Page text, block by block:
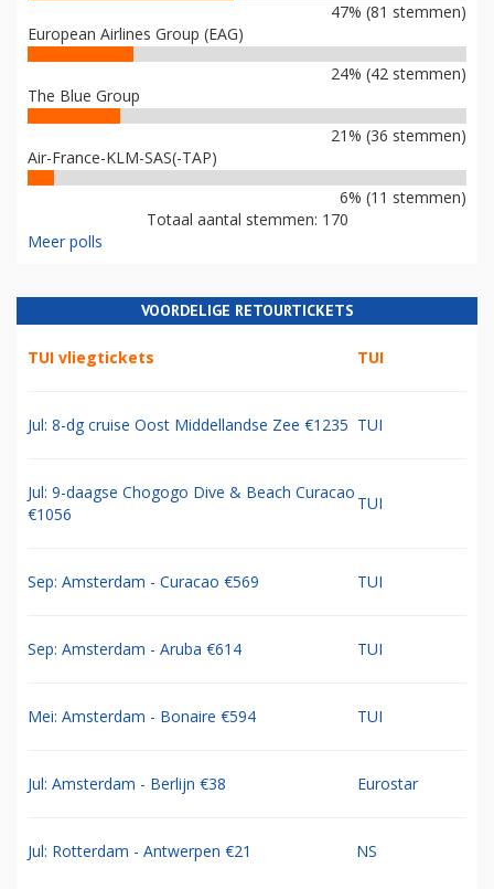
47% (81 stemmen)
European Airlines Group (EAG)
24% (42 stemmen)
The Blue Group
21% (36 stemmen)
Air-France-KLM-SAS(-TAP)
6% (11 stemmen)
Totaal aantal stemmen: 170
Meer polls
VOORDELIGE RETOURTICKETS
TUI vliegtickets TUI
Jul: 8-dg cruise Oost Middellandse Zee €1235 TUI
Jul: 9-daagse Chogogo Dive & Beach Curacao
€1056
TUI
Sep: Amsterdam - Curacao €569 TUI
Sep: Amsterdam - Aruba €614 TUI
Mei: Amsterdam - Bonaire €594 TUI
Jul: Amsterdam - Berlijn €38 Eurostar
Jul: Rotterdam - Antwerpen €21 NS